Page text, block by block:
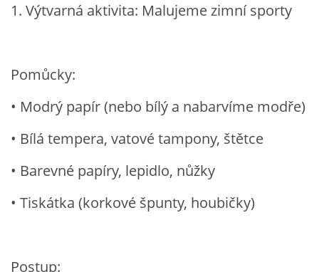
POKUSY
PSYCHOHYGIENA PRO UČITELKY
UČITELSKÁ SEBEREFLEXE
1. Výtvarná aktivita: Malujeme zimní sporty
Pomůcky:
• Modrý papír (nebo bílý a nabarvíme modře)
• Bílá tempera, vatové tampony, štětce
• Barevné papíry, lepidlo, nůžky
• Tiskátka (korkové špunty, houbičky)
Postup: